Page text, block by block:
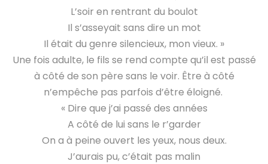
L’soir en rentrant du boulot
Il s’asseyait sans dire un mot
Il était du genre silencieux, mon vieux. »
Une fois adulte, le fils se rend compte qu’il est passé
à côté de son père sans le voir. Être à côté
n’empêche pas parfois d’être éloigné.
« Dire que j’ai passé des années
A côté de lui sans le r’garder
On a à peine ouvert les yeux, nous deux.
J’aurais pu, c’était pas malin